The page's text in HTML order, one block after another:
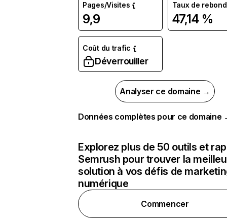
Pages/Visites
9,9
Taux de rebond
47,14 %
Coût du trafic
Déverrouiller
Analyser ce domaine →
Données complètes pour ce domaine
Explorez plus de 50 outils et
Semrush pour trouver la
solution à vos défis de
numérique
Commencer